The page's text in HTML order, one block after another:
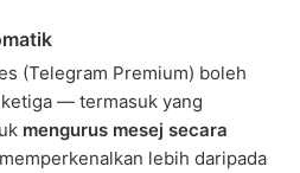
(Telegram Premium) boleh
— termasuk yang
mengurus mesej secara
lebih daripada